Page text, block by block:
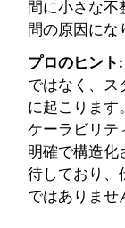
間に小さな不
問の原因にな
プロのヒント:
ではなく、ス
に起こります
ケーラビリテ
明確で構造化
待しており、
ではありませ